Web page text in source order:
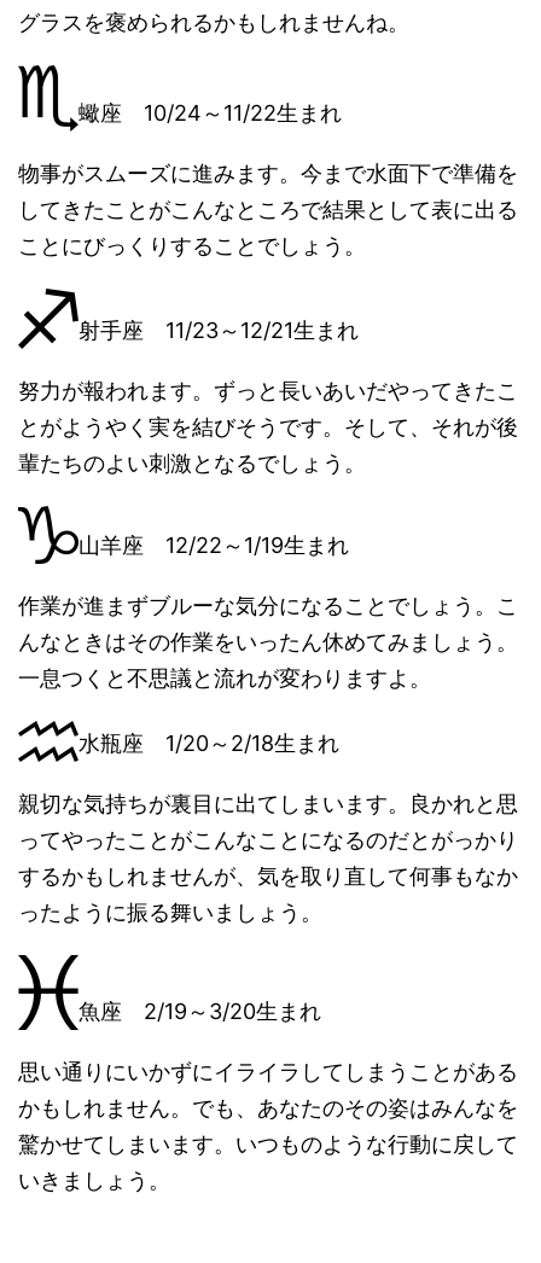
グラスを褒められるかもしれませんね。
蠍座 10/24～11/22生まれ
物事がスムーズに進みます。今まで水面下で準備を
してきたことがこんなところで結果として表に出る
ことにびっくりすることでしょう。
射手座 11/23～12/21生まれ
努力が報われます。ずっと長いあいだやってきたこ
とがようやく実を結びそうです。そして、それが後
輩たちのよい刺激となるでしょう。
山羊座 12/22～1/19生まれ
作業が進まずブルーな気分になることでしょう。こ
んなときはその作業をいったん休めてみましょう。
一息つくと不思議と流れが変わりますよ。
水瓶座 1/20～2/18生まれ
親切な気持ちが裏目に出てしまいます。良かれと思
ってやったことがこんなことになるのだとがっかり
するかもしれませんが、気を取り直して何事もなか
ったように振る舞いましょう。
魚座 2/19～3/20生まれ
思い通りにいかずにイライラしてしまうことがある
かもしれません。でも、あなたのその姿はみんなを
驚かせてしまいます。いつものような行動に戻して
いきましょう。